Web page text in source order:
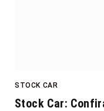
STOCK CAR
Stock Car: